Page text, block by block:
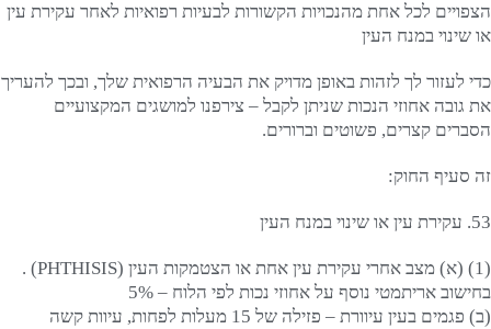
הצפויים לכל אחת מהנכויות הקשורות לבעיות רפואיות לאחר עקירת עין
או שינוי במנח העין
כדי לעזור לך לזהות באופן מדויק את הבעיה הרפואית שלך, ובכך להעריך
את גובה אחוזי הנכות שניתן לקבל – צירפנו למושגים המקצועיים
הסברים קצרים, פשוטים וברורים.
זה סעיף החוק:
53. עקירת עין או שינוי במנח העין
(1) (א) מצב אחרי עקירת עין אחת או הצטמקות העין (PHTHISIS) .
בחישוב אריתמטי נוסף על אחוזי נכות לפי הלוח – 5%
(ב) פגמים בעין עיוורת – פזילה של 15 מעלות לפחות, עיוות קשה